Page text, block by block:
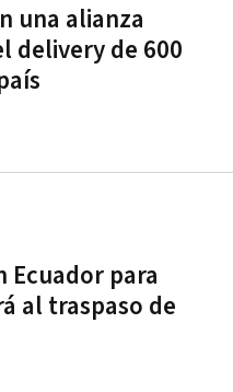
una alianza
delivery de 600
Ecuador para
al traspaso de